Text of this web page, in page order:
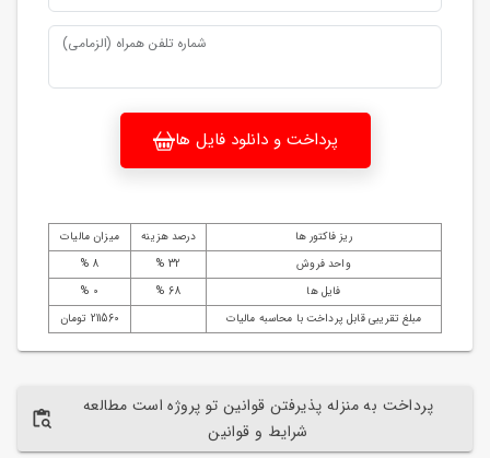
شماره تلفن همراه (الزمامی)
پرداخت و دانلود فایل ها
ریز فاکتور ها درصد هزینه
میزان مالیات
واحد فروش
32 %
8 %
فایل ها
68 %
0 %
مبلغ تقریبی قابل پرداخت با محاسبه مالیات
211560 تومان
پرداخت به منزله پذیرفتن قوانین تو پروژه است مطالعه
شرایط و قوانین